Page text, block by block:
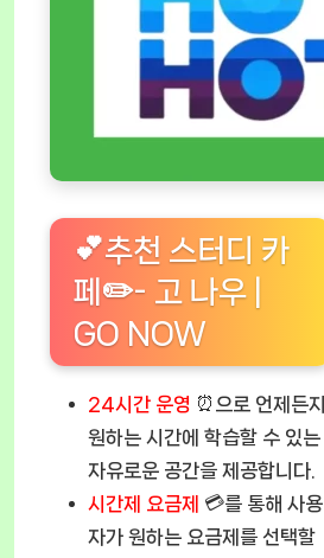
💕추천 스터디 카
페✏️- 고 나우 |
GO NOW
24시간 운영 ⏰으로 언제든지
원하는 시간에 학습할 수 있는
자유로운 공간을 제공합니다.
시간제 요금제 💳를 통해 사용
자가 원하는 요금제를 선택할